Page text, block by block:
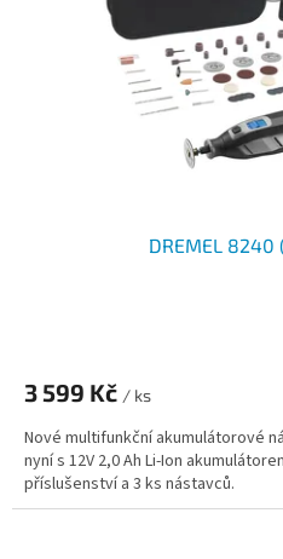
DREMEL
3 599 Kč / ks
Nové multifunkční akumulátorové
nyní s 12V 2,0 Ah Li-Ion
příslušenství a 3 ks nástavců.